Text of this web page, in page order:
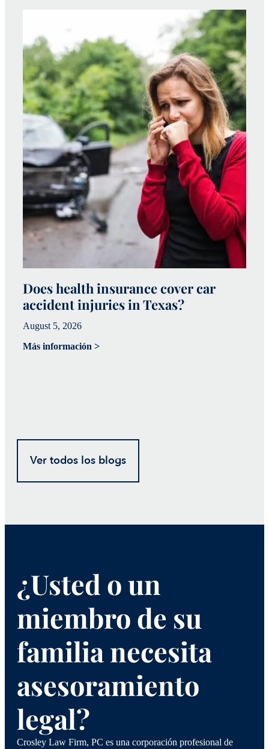
Does health insurance cover car
accident injuries in Texas?
August 5, 2026
Más información >
Ver todos los blogs
¿Usted o un
miembro de su
familia necesita
asesoramiento
legal?
Crosley Law Firm, PC es una corporación profesional de